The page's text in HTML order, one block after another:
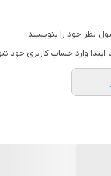
نظر خود را بنویسید.
ابتدا وارد حساب کاربری خود